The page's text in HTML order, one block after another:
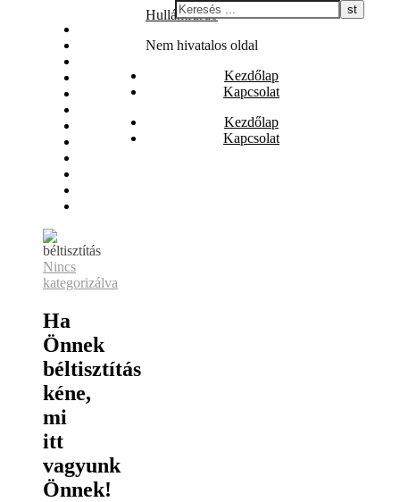
Szolgáltatás
Hullámfürdő
Nem hivatalos oldal
Kezdőlap
Kapcsolat
Kezdőlap
Kapcsolat
Nincs
kategorizálva
Ha
Önnek
béltisztítás
kéne,
mi
itt
vagyunk
Önnek!